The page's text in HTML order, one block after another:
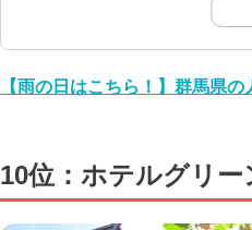
【雨の日はこちら！】群馬県
10位：ホテルグリ